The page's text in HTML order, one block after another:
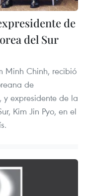
de
del Sur
Minh Chinh, recibió
de
y expresidente de la
Kim Jin Pyo, en el